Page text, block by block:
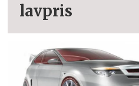
lavpris